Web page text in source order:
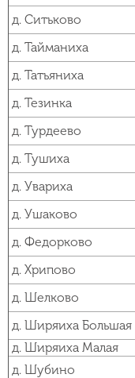
д. Ситьково
д. Тайманиха
д. Татьяниха
д. Тезинка
д. Турдеево
д. Тушиха
д. Увариха
д. Ушаково
д. Федорково
д. Хрипово
д. Шелково
д. Ширяиха Большая
д. Ширяиха Малая
д. Шубино